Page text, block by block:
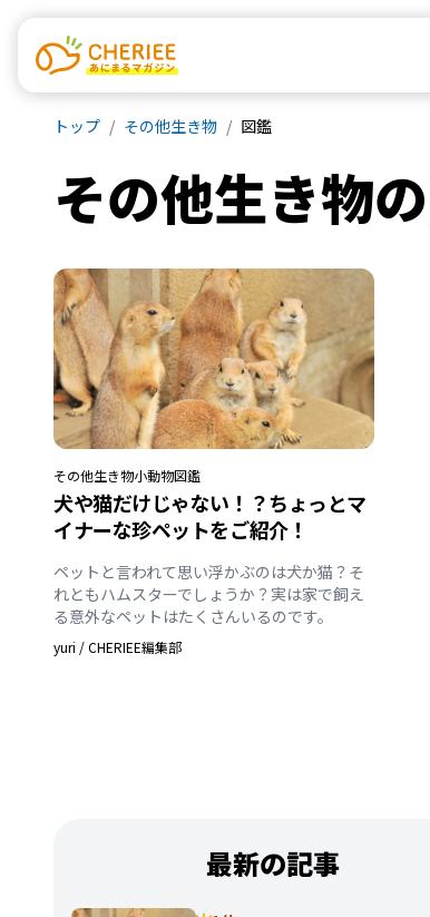
トップ その他生き物 図鑑
その他生き物の
その他生き物小動物図鑑
犬や猫だけじゃない！？ちょっとマ
イナーな珍ペットをご紹介！
ペットと言われて思い浮かぶのは犬か猫？そ
れともハムスターでしょうか？実は家で飼え
る意外なペットはたくさんいるのです。
yuri /CHERIEE編集部
最新の記事